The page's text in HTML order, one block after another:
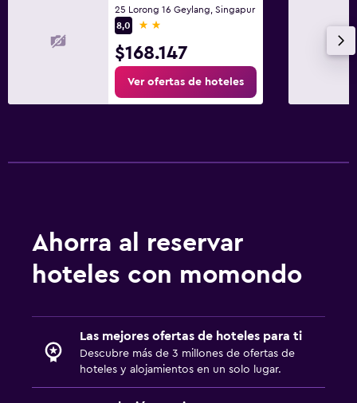
25 Lorong 16 Geylang, Singapur
8,0
2 estrellas
$168.147
Ver ofertas de hoteles
Ahorra al reservar
hoteles con momondo
Las mejores ofertas de hoteles para ti
Descubre más de 3 millones de ofertas de
hoteles y alojamientos en un solo lugar.